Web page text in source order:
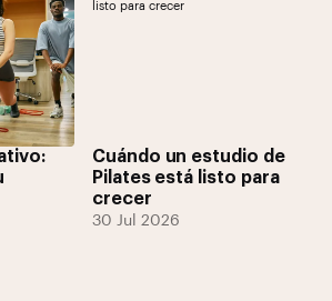
Cuándo un estudio de
Pilates está listo para
crecer
30 Jul 2026